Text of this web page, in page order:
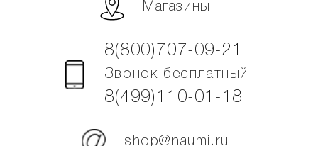
Магазины
8(800)707-09-21
Звонок бесплатный
8(499)110-01-18
shop@naumi.ru